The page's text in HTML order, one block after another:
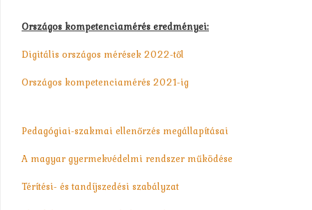
Országos kompetenciamérés eredményei:
Digitális országos mérések 2022-től
Országos kompetenciamérés 2021-ig
Pedagógiai-szakmai ellenőrzés megállapításai
A magyar gyermekvédelmi rendszer működése
Térítési- és tandíjszedési szabályzat